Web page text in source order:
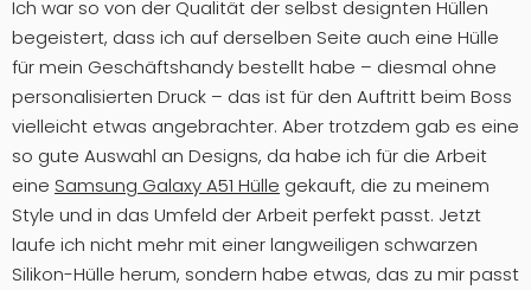
Ich war so von der Qualität der selbst designten Hüllen
begeistert, dass ich auf derselben Seite auch eine Hülle
für mein Geschäftshandy bestellt habe – diesmal ohne
personalisierten Druck – das ist für den Auftritt beim Boss
vielleicht etwas angebrachter. Aber trotzdem gab es eine
so gute Auswahl an Designs, da habe ich für die Arbeit
eine Samsung Galaxy A51 Hülle gekauft, die zu meinem
Style und in das Umfeld der Arbeit perfekt passt. Jetzt
laufe ich nicht mehr mit einer langweiligen schwarzen
Silikon-Hülle herum, sondern habe etwas, das zu mir passt